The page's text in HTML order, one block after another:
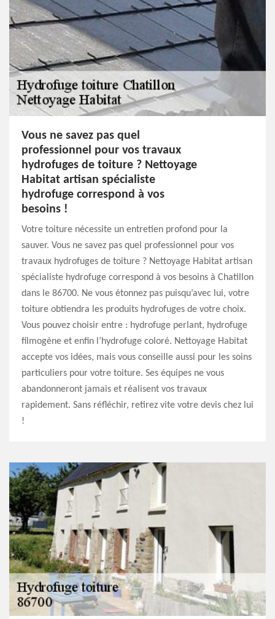
Vous ne savez pas quel
professionnel pour vos travaux
hydrofuges de toiture ? Nettoyage
Habitat artisan spécialiste
hydrofuge correspond à vos
besoins !
Votre toiture nécessite un entretien profond pour la
sauver. Vous ne savez pas quel professionnel pour vos
travaux hydrofuges de toiture ? Nettoyage Habitat artisan
spécialiste hydrofuge correspond à vos besoins à Chatillon
dans le 86700. Ne vous étonnez pas puisqu’avec lui, votre
toiture obtiendra les produits hydrofuges de votre choix.
Vous pouvez choisir entre : hydrofuge perlant, hydrofuge
filmogène et enfin l’hydrofuge coloré. Nettoyage Habitat
accepte vos idées, mais vous conseille aussi pour les soins
particuliers pour votre toiture. Ses équipes ne vous
abandonneront jamais et réalisent vos travaux
rapidement. Sans réfléchir, retirez vite votre devis chez lui
!